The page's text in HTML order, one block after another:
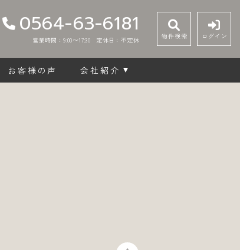
0564-63-6181
営業時間：9:00〜17:30 定休日：不定休 物件検索 ログイン
お客様の声 会社紹介